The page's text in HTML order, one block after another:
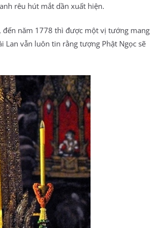
rêu hút mắt dần xuất hiện.
đến năm 1778 thì được một vị tướng mang
Lan vẫn luôn tin rằng tượng Phật Ngọc sẽ